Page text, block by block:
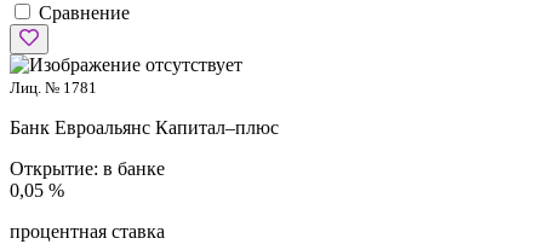
Сравнение
Лиц. № 1781
Банк Евроальянс Капитал–плюс
Открытие: в банке
0,05 %
процентная ставка